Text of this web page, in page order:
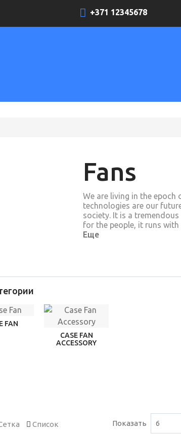
+371 12345678
Fans
We are living in the epoch
technologies are our
society. It is a
for the people, it runs
Еще
FAN
CASE FAN
ACCESSORY
Список Показать